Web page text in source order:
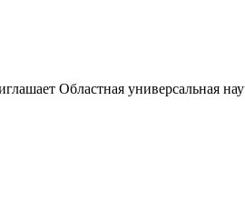
Областная универсальная